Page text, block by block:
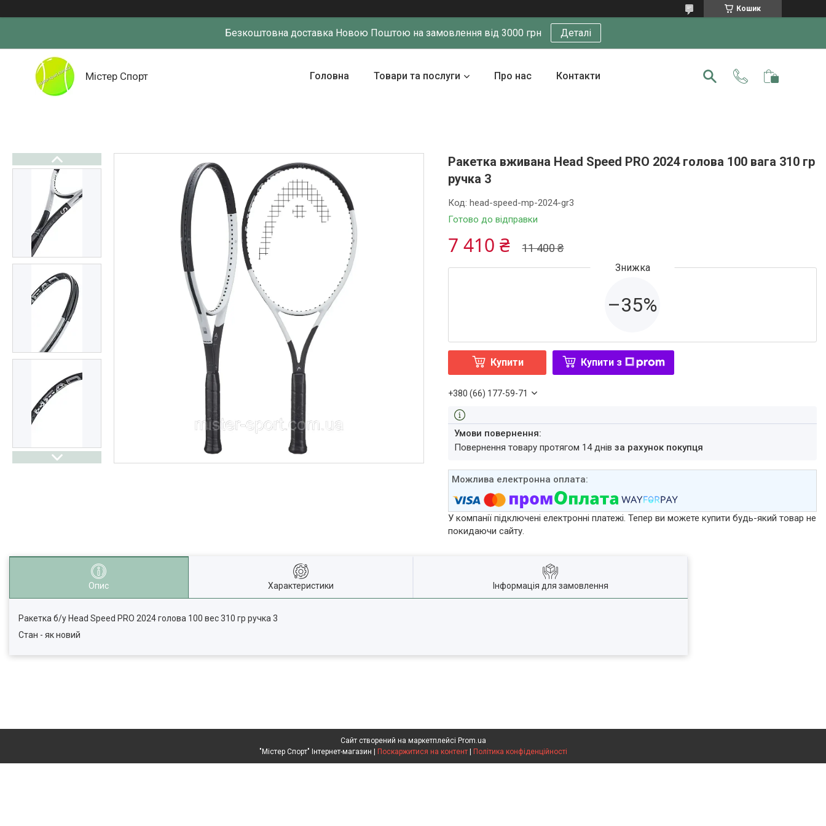
Кошик
Безкоштовна доставка Новою Поштою на замовлення від 3000 грн Деталі
Містер Спорт Головна Товари та послуги Про нас Контакти
Ракетка вживана Head Speed PRO 2024 голова 100 вага 310 гр
ручка 3
Готово до відправки
Код:head-speed-mp-2024-gr3
11 400 ₴
7 410 ₴
–35%
Купити Купити з
+380 (66) 177-59-71
повернення товару протягом 14 днівза рахунок покупця
У компанії підключені електронні платежі. Тепер ви можете купити будь-який товар не
покидаючи сайту.
Опис Характеристики Інформація для замовлення
Ракетка б/у Head Speed PRO 2024 голова 100 вес 310 гр ручка 3
Стан - як новий
Сайт створений на маркетплейсі Prom.ua
Поскаржитися на контент Політика конфіденційності